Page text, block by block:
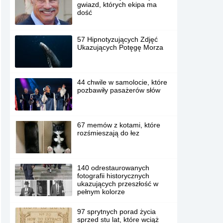
gwiazd, których ekipa ma
dość
57 Hipnotyzujących Zdjęć
Ukazujących Potęgę Morza
44 chwile w samolocie, które
pozbawiły pasażerów słów
67 memów z kotami, które
rozśmieszają do łez
140 odrestaurowanych
fotografii historycznych
ukazujących przeszłość w
pełnym kolorze
97 sprytnych porad życia
sprzed stu lat, które wciąż